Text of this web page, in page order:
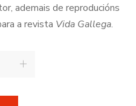
ademais de reproducións
a revista Vida Gallega.